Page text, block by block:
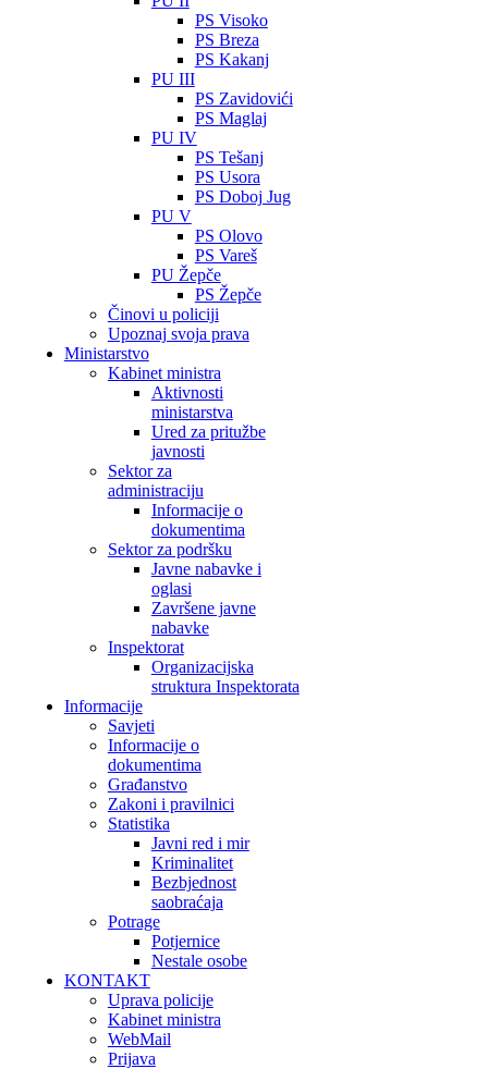
PS Visoko
PS Breza
PS Kakanj
PU III
PS Zavidovići
PS Maglaj
PU IV
PS Tešanj
PS Usora
PS Doboj Jug
PU V
PS Olovo
PS Vareš
PU Žepče
PS Žepče
Činovi u policiji
Upoznaj svoja prava
Ministarstvo
Kabinet ministra
Aktivnosti
ministarstva
Ured za pritužbe
javnosti
Sektor za
administraciju
Informacije o
dokumentima
Sektor za podršku
Javne nabavke i
oglasi
Završene javne
nabavke
Inspektorat
Organizacijska
struktura Inspektorata
Informacije
Savjeti
Informacije o
dokumentima
Građanstvo
Zakoni i pravilnici
Statistika
Javni red i mir
Kriminalitet
Bezbjednost
saobraćaja
Potrage
Potjernice
Nestale osobe
KONTAKT
Uprava policije
Kabinet ministra
WebMail
Prijava